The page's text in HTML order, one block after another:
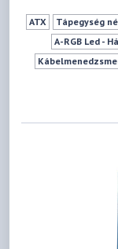
ATX Tápegység
A-RGB Led -